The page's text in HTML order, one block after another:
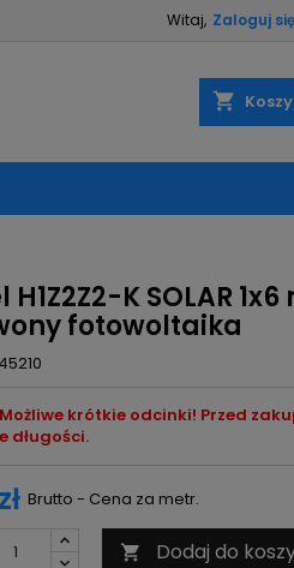
Witaj, Zaloguj się
shopping_cart
H1Z2Z2-K SOLAR
fotowoltaika
Możliwe krótkie odcinki! Przed
długości.
Brutto - Cena za metr.
 Dodaj do